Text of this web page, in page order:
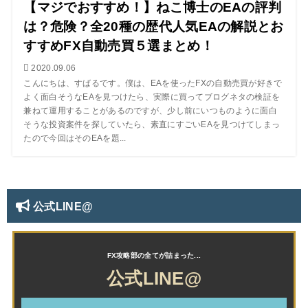
【マジでおすすめ！】ねこ博士のEAの評判
は？危険？全20種の歴代人気EAの解説とお
すすめFX自動売買５選まとめ！
2020.09.06
こんにちは、すばるです。僕は、EAを使ったFXの自動売買が好きで
よく面白そうなEAを見つけたら、実際に買ってブログネタの検証を
兼ねて運用することがあるのですが、少し前にいつものように面白
そうな投資案件を探していたら、素直にすごいEAを見つけてしまっ
たので今回はそのEAを題...
公式LINE@
公式LINE@